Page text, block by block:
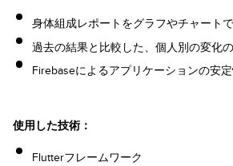
身体組成レポートをグラフやチャート
過去の結果と比較した、個人別の変化
Firebaseによるアプリケーションの安
使用した技術：
Flutterフレームワーク